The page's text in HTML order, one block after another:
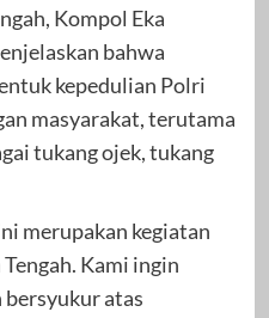
Kompol Eka
bahwa
kepedulian Polri
masyarakat, terutama
tukang ojek, tukang
merupakan kegiatan
Kami ingin
atas